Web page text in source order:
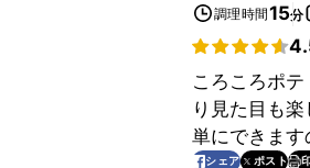
調理時間15分
ころころポ
り見た目も
単にできます
シェア ポスト